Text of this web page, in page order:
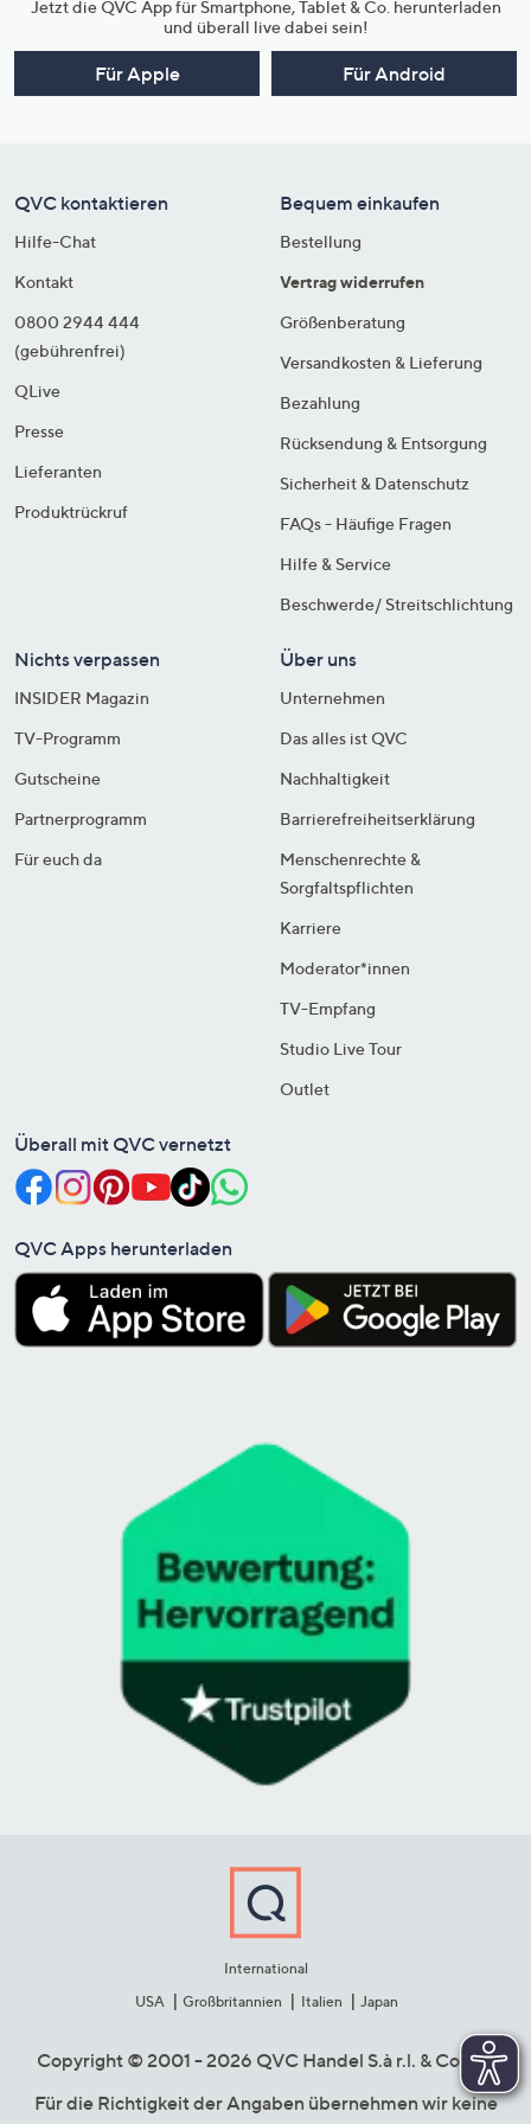
Jetzt die QVC App für Smartphone, Tablet & Co. herunterladen
und überall live dabei sein!
Für Apple Für Android
QVC kontaktieren
Hilfe-Chat
Kontakt
0800 2944 444
(gebührenfrei)
QLive
Presse
Lieferanten
Produktrückruf
Bequem einkaufen
Bestellung
Vertrag widerrufen
Größenberatung
Versandkosten & Lieferung
Bezahlung
Rücksendung & Entsorgung
Sicherheit & Datenschutz
FAQs - Häufige Fragen
Hilfe & Service
Beschwerde/ Streitschlichtung
Nichts verpassen
INSIDER Magazin
TV-Programm
Gutscheine
Partnerprogramm
Für euch da
Über uns
Unternehmen
Das alles ist QVC
Nachhaltigkeit
Barrierefreiheitserklärung
Menschenrechte &
Sorgfaltspflichten
Karriere
Moderator*innen
TV-Empfang
Studio Live Tour
Outlet
Überall mit QVC vernetzt
QVC Apps herunterladen
International
USA
Großbritannien Italien Japan
Copyright © 2001 - 2026 QVC Handel S.à r.l. & Co. KG
Für die Richtigkeit der Angaben übernehmen wir keine